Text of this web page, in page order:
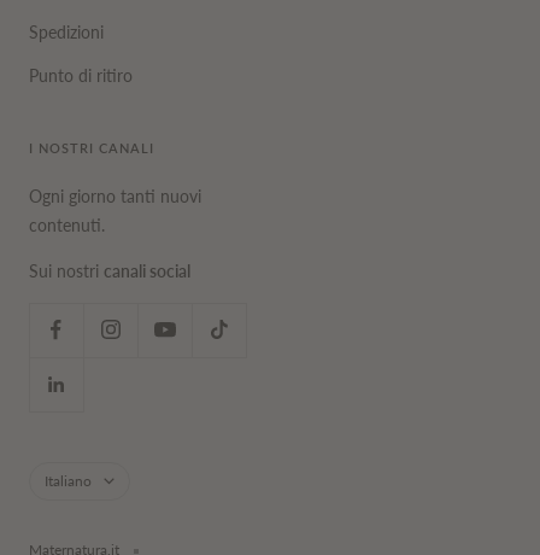
Spedizioni
Punto di ritiro
I NOSTRI CANALI
Ogni giorno tanti nuovi
contenuti.
Sui nostri canali social
Lingua
Italiano
Maternatura.it